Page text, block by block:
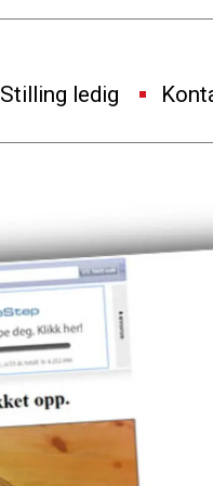
Stilling ledig